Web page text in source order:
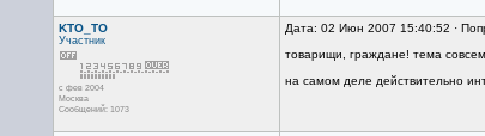
KTO_TO
Участник
с фев 2004
Москва
Сообщений: 1073
Дата: 02 Июн 2007 15:40:52 ·
товарищи, граждане! тема
на самом деле действительно